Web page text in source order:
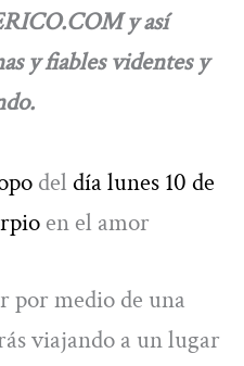
y así
y fiables videntes y
del día lunes 10 de
en el amor
por medio de una
viajando a un lugar